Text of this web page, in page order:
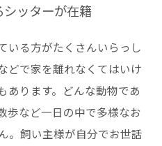
ッターが在籍
いる方がたくさんいらっし
どで家を離れなくてはいけ
あります。どんな動物であ
歩など一日の中で多様なお
。飼い主様が自分でお世話